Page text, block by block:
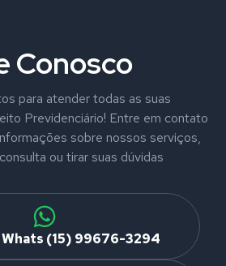
Conosco
para atender todas as suas
Previdenciário! Entre em contato
sobre nossos serviços,
ou tirar suas dúvidas
(15) 99676-3294